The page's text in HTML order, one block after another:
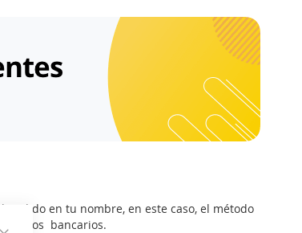
pedido en tu nombre, en este caso, el método
datos bancarios.